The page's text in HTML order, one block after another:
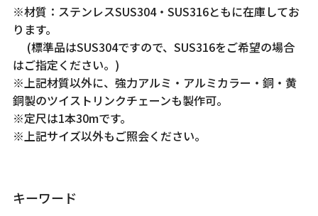
※材質：ステンレスSUS304・SUS316ともに在庫してお
ります。
(標準品はSUS304ですので、SUS316をご希望の場合
はご指定ください。)
※上記材質以外に、強力アルミ・アルミカラー・銅・黄
銅製のツイストリンクチェーンも製作可。
※定尺は1本30mです。
※上記サイズ以外もご照会ください。
キーワード